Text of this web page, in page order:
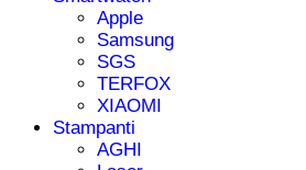
Apple
Samsung
SGS
TERFOX
XIAOMI
Stampanti
AGHI